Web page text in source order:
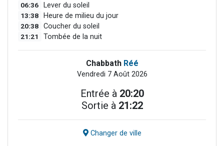
06:36 Lever du soleil
13:38 Heure de milieu du jour
20:38 Coucher du soleil
21:21 Tombée de la nuit
Chabbath Réé
Vendredi 7 Août 2026
Entrée à 20:20
Sortie à 21:22
Changer de ville